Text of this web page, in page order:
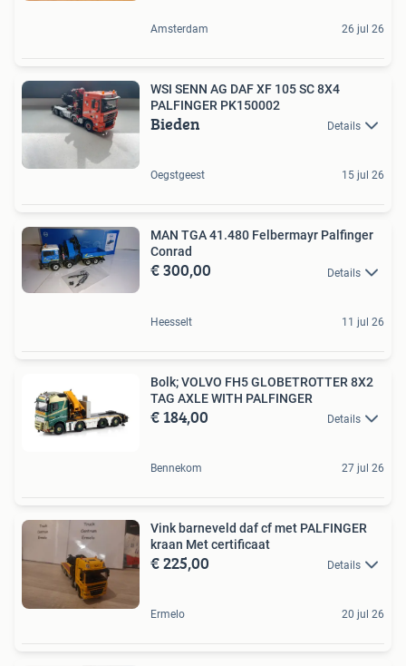
Amsterdam 26 jul 26
WSI SENN AG DAF XF 105 SC 8X4
PALFINGER PK150002
Bieden Details
Oegstgeest 15 jul 26
MAN TGA 41.480 Felbermayr Palfinger
Conrad
€ 300,00 Details
Heesselt 11 jul 26
Bolk; VOLVO FH5 GLOBETROTTER 8X2
TAG AXLE WITH PALFINGER
€ 184,00 Details
Bennekom 27 jul 26
Vink barneveld daf cf met PALFINGER
kraan Met certificaat
€ 225,00 Details
Ermelo 20 jul 26